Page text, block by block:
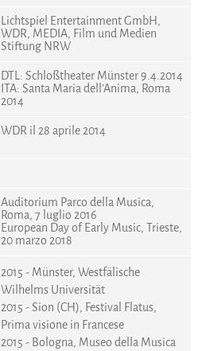
Lichtspiel Entertainment GmbH,
WDR, MEDIA, Film und Medien
Stiftung NRW
DTL: Schloßtheater Münster 9.4.2014
ITA: Santa Maria dell'Anima, Roma
2014
WDR il 28 aprile 2014
Auditorium Parco della Musica,
Roma, 7 luglio 2016
European Day of Early Music, Trieste,
20 marzo 2018
2015 - Münster, Westfälische
Wilhelms Universität
2015 - Sion (CH), Festival Flatus,
Prima visione in Francese
2015 - Bologna, Museo della Musica